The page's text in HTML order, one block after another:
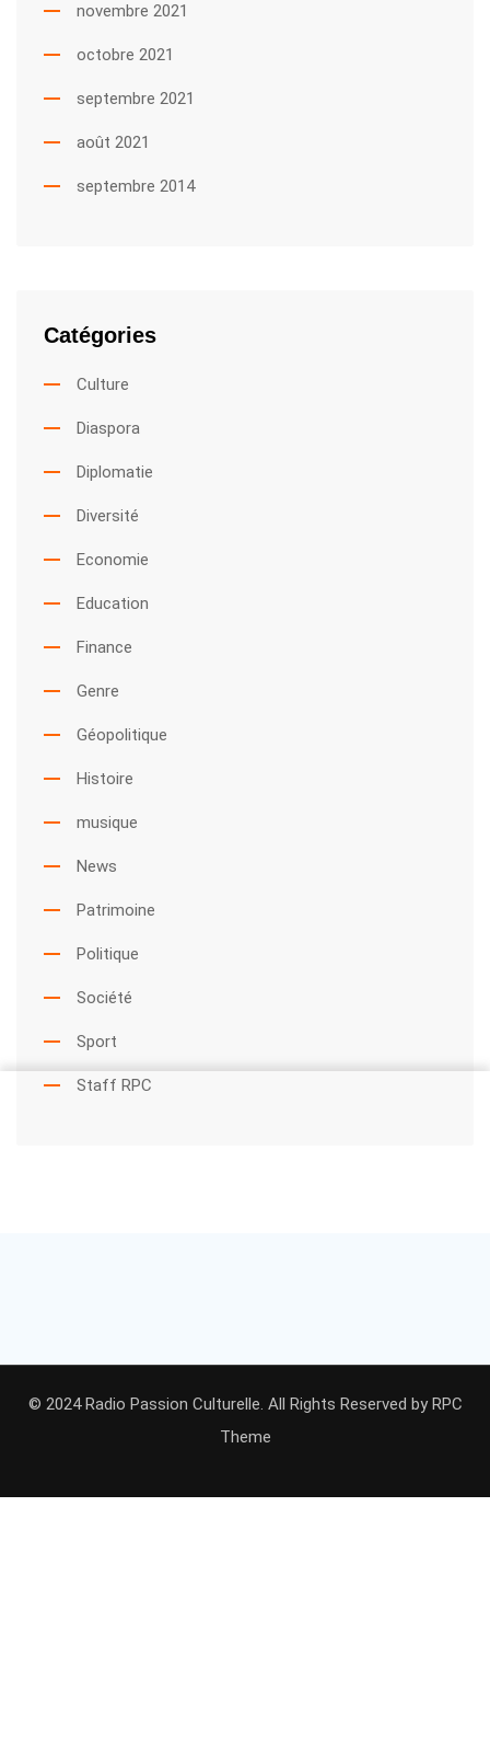
novembre 2021
octobre 2021
septembre 2021
août 2021
septembre 2014
Catégories
Culture
Diaspora
Diplomatie
Diversité
Economie
Education
Finance
Genre
Géopolitique
Histoire
musique
News
Patrimoine
Politique
Société
Sport
Staff RPC
© 2024 Radio Passion Culturelle. All Rights Reserved by RPC
Theme